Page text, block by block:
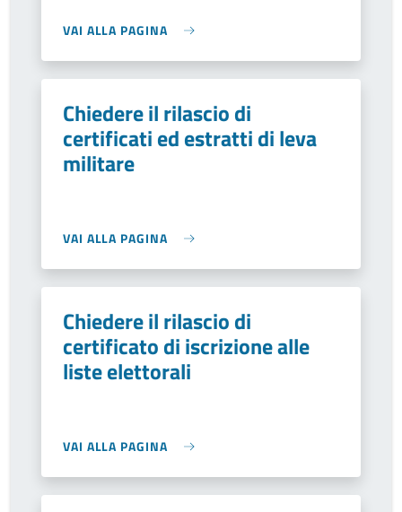
VAI ALLA PAGINA
Chiedere il rilascio di
certificati ed estratti di leva
militare
VAI ALLA PAGINA
Chiedere il rilascio di
certificato di iscrizione alle
liste elettorali
VAI ALLA PAGINA